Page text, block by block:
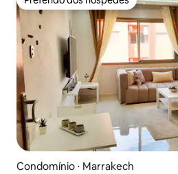
Preferido dos hóspedes
Condomínio ⋅ Marrakech